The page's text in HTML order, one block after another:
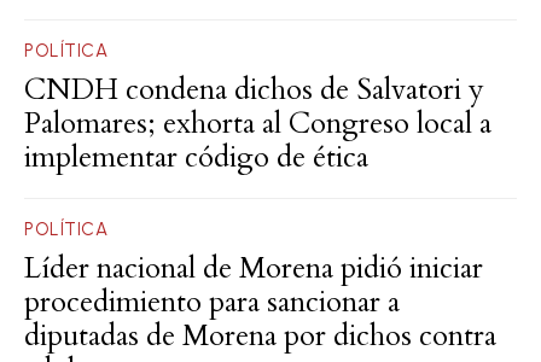
POLÍTICA
CNDH condena dichos de Salvatori y
Palomares; exhorta al Congreso local a
implementar código de ética
POLÍTICA
Líder nacional de Morena pidió iniciar
procedimiento para sancionar a
diputadas de Morena por dichos contra